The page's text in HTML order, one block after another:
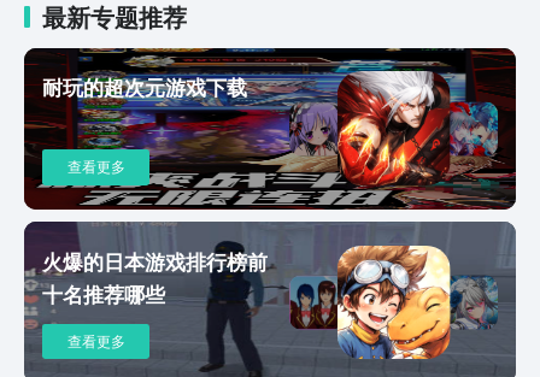
战。游戏将背景设定在了被黑暗笼罩的未来世界，大家可
以通过剧情跨越多个不同的场景地貌，从一片废墟的地
球，到金色的森林，从荒芜沙漠到冰封世界，这里的每一
个环境都非常真实，大家能在其中解开隐藏的剧情，书写
人类文明的未来。游戏提供了多样的玩法模式，有包括解
谜与BOSS战环节的副本PVE，也有6人一起合作，拥有复
杂机制的高难团队副本，和其他玩家的PVP竞技，在加上
家园建造、以及策略卡牌的元素，能满足不同玩家的需
求，不管是想要体验轻松的派对，还是抵御外地入侵都能
在其中得到满足。命运群星游戏下载地址已经放在上文之
中了，本作的玩法丰富、有着各具特色的角色等等，喜欢
射击的还不赶紧来预约下载，进入其中探索崩塌后的未来
地球，打造属于自己的传奇故事。
最新专题推荐
耐玩的超次元游戏下载
查看更多
火爆的日本游戏排行榜前
十名推荐哪些
查看更多